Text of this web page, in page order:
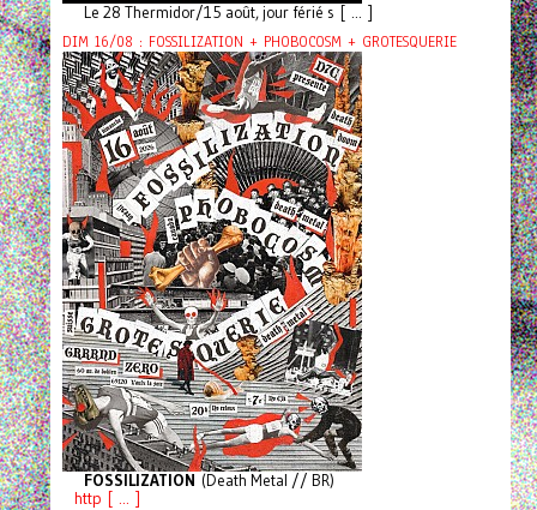
Le 28 Thermidor/15 août, jour férié s [ ... ]
DIM 16/08 : FOSSILIZATION + PHOBOCOSM + GROTESQUERIE
FOSSILIZATION (Death Metal // BR)
http [ ... ]